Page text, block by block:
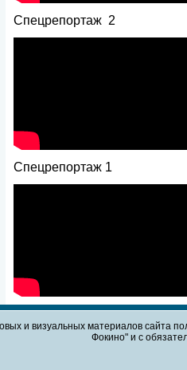
Спецрепортаж 2
Спецрепортаж 1
и визуальных материалов сайта
Фокино" и с